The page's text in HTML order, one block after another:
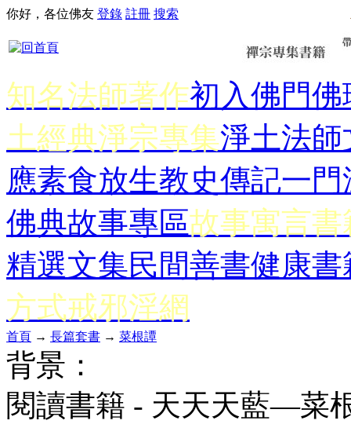
你好，各位佛友 登錄 註冊 搜索
知名法師著作初入佛門佛
土經典淨宗專集淨土法師
應素食放生教史傳記一門
佛典故事專區故事寓言書
精選文集民間善書健康書
方式戒邪淫網
首頁 → 長篇套書 → 菜根譚
背景：
閱讀書籍 - 天天天藍—菜